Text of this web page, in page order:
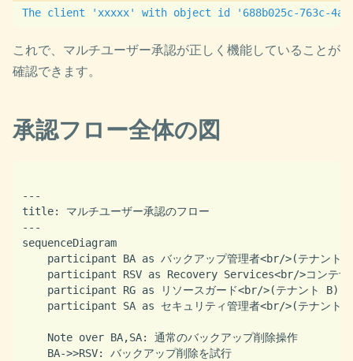
これで、マルチユーザー承認が正しく機能していることが
確認できます。
承認フロー全体の図
---
title: マルチユーザー承認のフロー
---
sequenceDiagram
participant BA as バックアップ管理者<br/>(テナント
participant RSV as Recovery Services<br/>コンテナ
    participant RG as リソースガード<br/>(テナント B)
participant SA as セキュリティ管理者<br/>(テナント
    Note over BA,SA: 通常のバックアップ削除操作
    BA->>RSV: バックアップ削除を試行